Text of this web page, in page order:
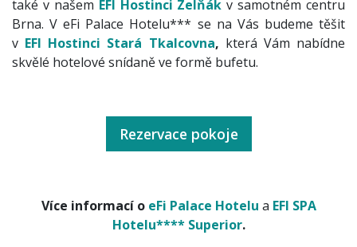
také v našem EFI Hostinci Zelňák v samotném centru
Brna. V eFi Palace Hotelu*** se na Vás budeme těšit
v EFI Hostinci Stará Tkalcovna, která Vám nabídne
skvělé hotelové snídaně ve formě bufetu.
Rezervace pokoje
Více informací o eFi Palace Hotelu a EFI SPA
Hotelu**** Superior.